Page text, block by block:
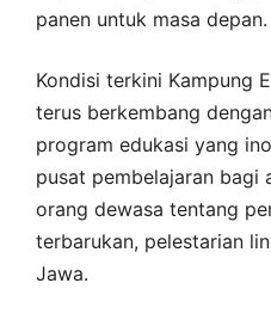
panen untuk masa depan.
Kondisi terkini Kampung
terus berkembang
program edukasi yang
pusat pembelajaran bagi
orang dewasa tentang
terbarukan, pelestarian
Jawa.